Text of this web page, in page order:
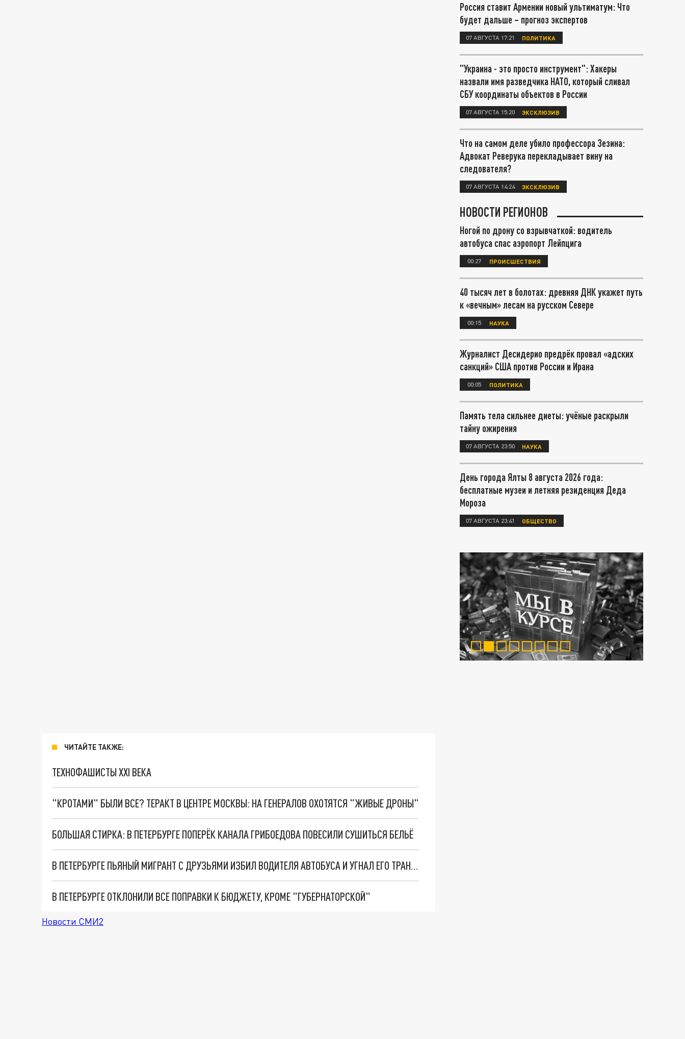
ЧИТАЙТЕ ТАКЖЕ:
ТЕХНОФАШИСТЫ XXI ВЕКА
"КРОТАМИ" БЫЛИ ВСЕ? ТЕРАКТ В ЦЕНТРЕ МОСКВЫ: НА ГЕНЕРАЛОВ ОХОТЯТСЯ "ЖИВЫЕ ДРОНЫ"
БОЛЬШАЯ СТИРКА: В ПЕТЕРБУРГЕ ПОПЕРЁК КАНАЛА ГРИБОЕДОВА ПОВЕСИЛИ СУШИТЬСЯ БЕЛЬЁ
В ПЕТЕРБУРГЕ ПЬЯНЫЙ МИГРАНТ С ДРУЗЬЯМИ ИЗБИЛ ВОДИТЕЛЯ АВТОБУСА И УГНАЛ ЕГО ТРАНСПОРТ
В ПЕТЕРБУРГЕ ОТКЛОНИЛИ ВСЕ ПОПРАВКИ К БЮДЖЕТУ, КРОМЕ "ГУБЕРНАТОРСКОЙ"
Новости СМИ2
Россия ставит Армении новый ультиматум: Что
будет дальше – прогноз экспертов
07 АВГУСТА 17:21 ПОЛИТИКА
"Украина - это просто инструмент": Хакеры
назвали имя разведчика НАТО, который сливал
СБУ координаты объектов в России
07 АВГУСТА 15:20 ЭКСКЛЮЗИВ
Что на самом деле убило профессора Зезина:
Адвокат Реверука перекладывает вину на
следователя?
07 АВГУСТА 14:24 ЭКСКЛЮЗИВ
НОВОСТИ РЕГИОНОВ
Ногой по дрону со взрывчаткой: водитель
автобуса спас аэропорт Лейпцига
00:27 ПРОИСШЕСТВИЯ
40 тысяч лет в болотах: древняя ДНК укажет путь
к «вечным» лесам на русском Севере
00:15 НАУКА
Журналист Десидерио предрёк провал «адских
санкций» США против России и Ирана
00:05 ПОЛИТИКА
Память тела сильнее диеты: учёные раскрыли
тайну ожирения
07 АВГУСТА 23:50 НАУКА
День города Ялты 8 августа 2026 года:
бесплатные музеи и летняя резиденция Деда
Мороза
07 АВГУСТА 23:41 ОБЩЕСТВО